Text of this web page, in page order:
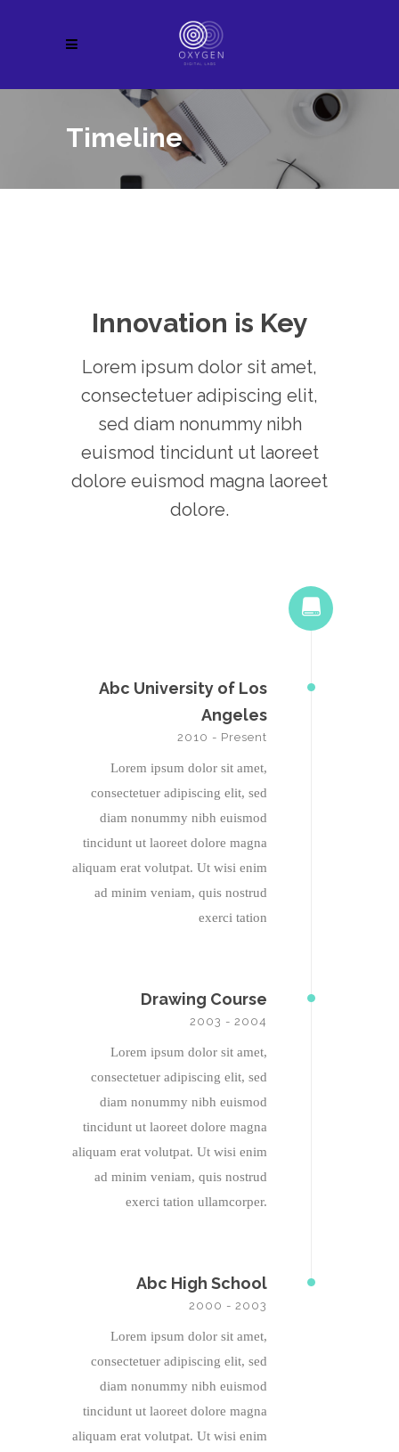
Timeline
Innovation is Key
Lorem ipsum dolor sit amet,
consectetuer adipiscing elit,
sed diam nonummy nibh
euismod tincidunt ut laoreet
dolore euismod magna laoreet
dolore.
Abc University of Los
Angeles
2010 - Present
Lorem ipsum dolor sit amet,
consectetuer adipiscing elit, sed
diam nonummy nibh euismod
tincidunt ut laoreet dolore magna
aliquam erat volutpat. Ut wisi enim
ad minim veniam, quis nostrud
exerci tation
Drawing Course
2003 - 2004
Lorem ipsum dolor sit amet,
consectetuer adipiscing elit, sed
diam nonummy nibh euismod
tincidunt ut laoreet dolore magna
aliquam erat volutpat. Ut wisi enim
ad minim veniam, quis nostrud
exerci tation ullamcorper.
Abc High School
2000 - 2003
Lorem ipsum dolor sit amet,
consectetuer adipiscing elit, sed
diam nonummy nibh euismod
tincidunt ut laoreet dolore magna
aliquam erat volutpat. Ut wisi enim